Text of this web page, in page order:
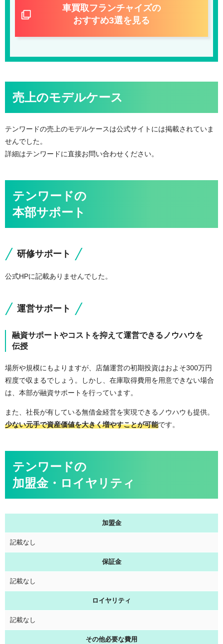
車買取フランチャイズの
おすすめ3選を見る
売上のモデルケース
テンワードの売上のモデルケースは公式サイトには掲載されていま
せんでした。
詳細はテンワードに直接お問い合わせください。
テンワードの
本部サポート
研修サポート
公式HPに記載ありませんでした。
運営サポート
融資サポートやコストを抑えて運営できるノウハウを
伝授
場所や規模にもよりますが、店舗運営の初期投資はおよそ300万円
程度で収まるでしょう。しかし、在庫取得費用を用意できない場合
は、本部が融資サポートを行っています。
また、社長が有している無借金経営を実現できるノウハウも提供。
少ない元手で資産価値を大きく増やすことが可能です。
テンワードの
加盟金・ロイヤリティ
加盟金
記載なし
保証金
記載なし
ロイヤリティ
記載なし
その他必要な費用